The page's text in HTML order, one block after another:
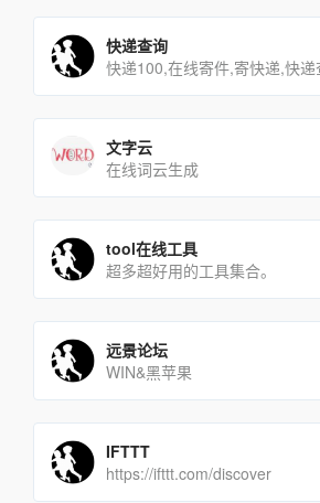
快递查询
文字云
在线词云生成
tool在线工具
超多超好用的工具集合。
远景论坛
WIN&黑苹果
IFTTT
https://ifttt.com/discover